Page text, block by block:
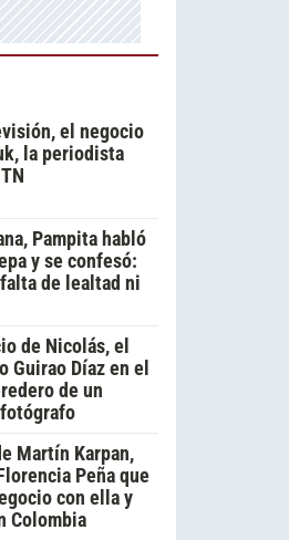
el negocio
la periodista
Pampita habló
y se confesó:
de lealtad ni
de Nicolás, el
Guirao Díaz en el
de un
Martín Karpan,
Peña que
con ella y
Colombia